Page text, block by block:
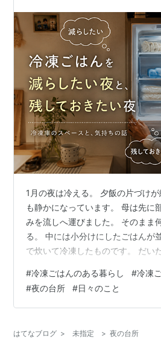
1月の夜は冷える。 夕飯の片づけ
も静かになっています。 母は先に
みを流しへ運びました。 そのまま
る。 中には小分けにしたごはんが
で炊いて冷凍したものです。 だい
夜があります。 扉を閉めて、もう
とをする日があります。 その夜も
に立っていました。 冷凍ごはんを
話です。 冷凍庫の余白が気になる
#冷凍ごはんのある暮らし #冷凍
#夜の台所 #日々のこと
はてなブログ > 未指定 > 夜の台所